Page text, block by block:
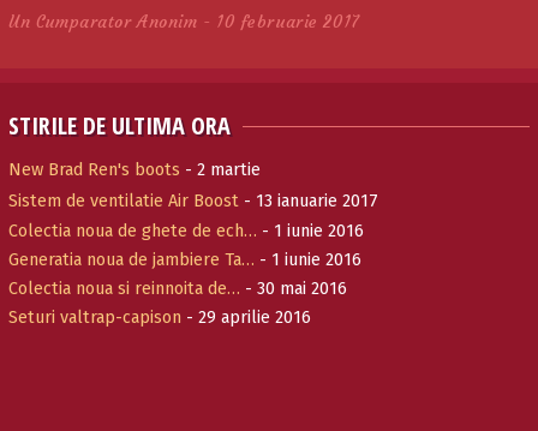
Un Cumparator Anonim - 10 februarie 2017
STIRILE DE ULTIMA ORA
New Brad Ren's boots - 2 martie
Sistem de ventilatie Air Boost - 13 ianuarie 2017
Colectia noua de ghete de ech… - 1 iunie 2016
Generatia noua de jambiere Ta… - 1 iunie 2016
Colectia noua si reinnoita de… - 30 mai 2016
Seturi valtrap-capison - 29 aprilie 2016